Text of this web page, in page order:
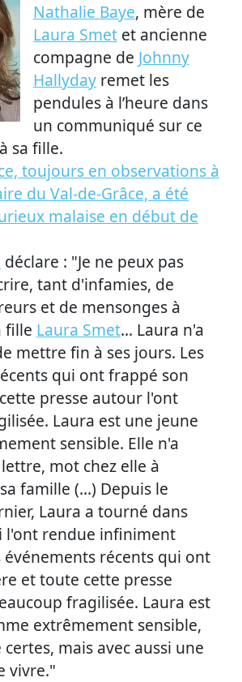
Nathalie Baye, mère de
Laura Smet et ancienne
compagne de Johnny
Hallyday remet les
pendules à l’heure dans
un communiqué sur ce
sa fille.
toujours en observations à
du Val-de-Grâce, a été
malaise en début de
déclare : "Je ne peux pas
tant d'infamies, de
et de mensonges à
fille Laura Smet... Laura n'a
mettre fin à ses jours. Les
qui ont frappé son
presse autour l'ont
Laura est une jeune
sensible. Elle n'a
mot chez elle à
famille (…) Depuis le
Laura a tourné dans
l'ont rendue infiniment
événements récents qui ont
et toute cette presse
fragilisée. Laura est
extrêmement sensible,
mais avec aussi une
vivre."